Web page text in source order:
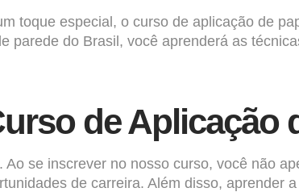
toque especial, o curso de aplicação de
parede do Brasil, você aprenderá as
de Aplicação
se inscrever no nosso curso, você não
de carreira. Além disso, aprender